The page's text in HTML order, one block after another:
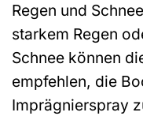
Regen und
starkem Regen
Schnee können
empfehlen, die
Imprägnierspray